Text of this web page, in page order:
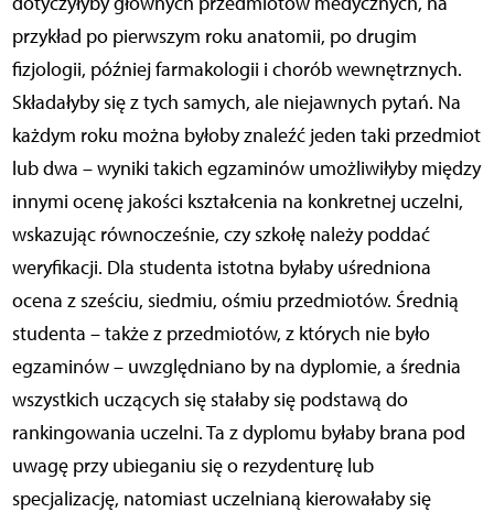
przykład po pierwszym roku anatomii, po drugim
fizjologii, później farmakologii i chorób wewnętrznych.
Składałyby się z tych samych, ale niejawnych pytań. Na
każdym roku można byłoby znaleźć jeden taki przedmiot
lub dwa – wyniki takich egzaminów umożliwiłyby między
innymi ocenę jakości kształcenia na konkretnej uczelni,
wskazując równocześnie, czy szkołę należy poddać
weryfikacji. Dla studenta istotna byłaby uśredniona
ocena z sześciu, siedmiu, ośmiu przedmiotów. Średnią
studenta – także z przedmiotów, z których nie było
egzaminów – uwzględniano by na dyplomie, a średnia
wszystkich uczących się stałaby się podstawą do
rankingowania uczelni. Ta z dyplomu byłaby brana pod
uwagę przy ubieganiu się o rezydenturę lub
specjalizację, natomiast uczelnianą kierowałaby się